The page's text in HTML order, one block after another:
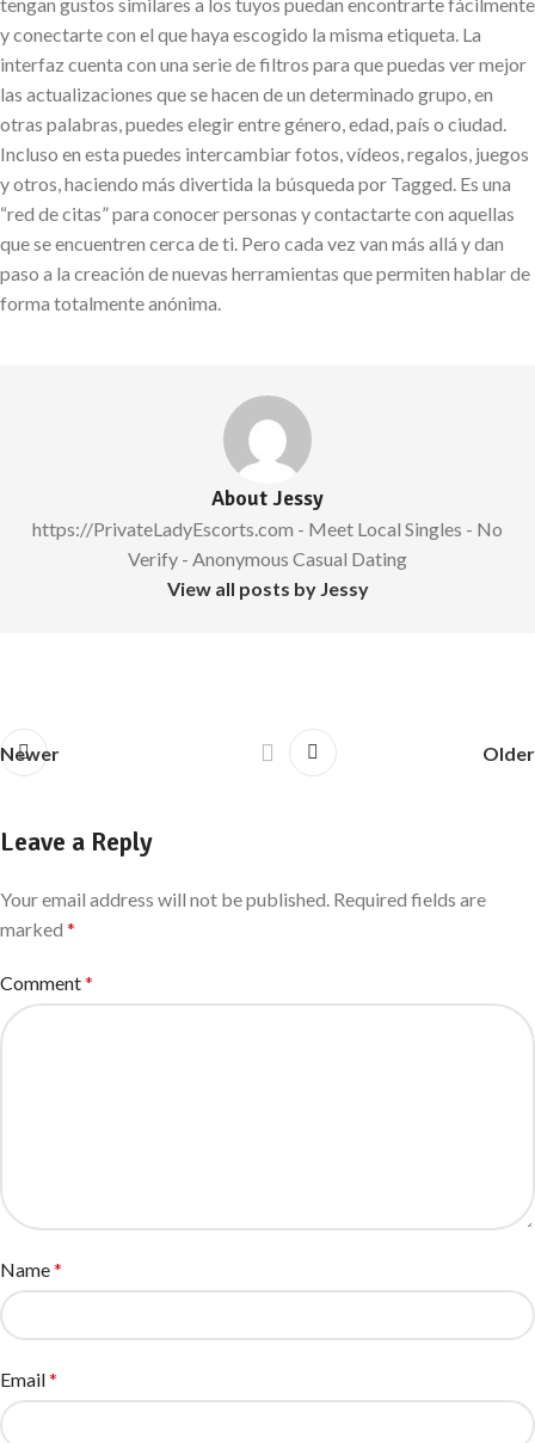
y conectarte con el que haya escogido la misma etiqueta. La
interfaz cuenta con una serie de filtros para que puedas ver mejor
las actualizaciones que se hacen de un determinado grupo, en
otras palabras, puedes elegir entre género, edad, país o ciudad.
Incluso en esta puedes intercambiar fotos, vídeos, regalos, juegos
y otros, haciendo más divertida la búsqueda por Tagged. Es una
“red de citas” para conocer personas y contactarte con aquellas
que se encuentren cerca de ti. Pero cada vez van más allá y dan
paso a la creación de nuevas herramientas que permiten hablar de
forma totalmente anónima.
About Jessy
https://PrivateLadyEscorts.com - Meet Local Singles - No
Verify - Anonymous Casual Dating
View all posts by Jessy
Newer Older
Leave a Reply
Your email address will not be published. Required fields are
marked *
Comment*
Name*
Email*